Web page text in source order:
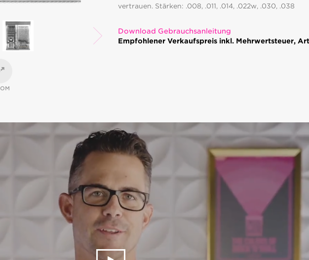
vertrauen. Stärken: .008, .011, .014, .022w, .030, .038
Download Gebrauchsanleitung
Empfohlener Verkaufspreis inkl. Mehrwertsteuer,